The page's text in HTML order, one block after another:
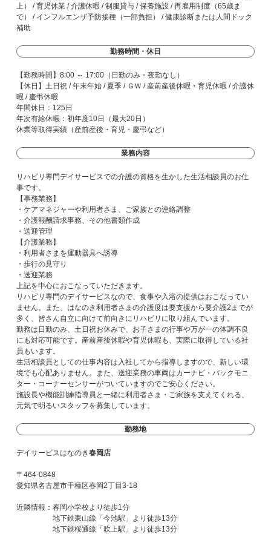
上） / 育児休業 / 介護休暇 / 制服貸与 / 保養施設 / 再雇用制度（65歳ま
で） / インフルエンザ予防接種（一部負担） / 健康診断または人間ドック
補助
勤務時間・休日
【勤務時間】8:00 ～ 17:00（日勤のみ・夜勤なし）
【休日】土日祝 / 年末年始 / 夏季 / ＧＷ / 産前産後休暇・育児休暇 / 介護休
暇 / 慶弔休暇
年間休日：125日
年次有給休暇：初年度10日（最大20日）
休業等取得実績（産前産後・育児・慶弔など）
業務内容
リハビリ専門デイサービスでの介護の資格を生かした生活相談員のお仕
事です。
【事務業務】
・ケアマネジャーや利用者さま、ご家族との連絡調整
・介護報酬請求事務、その他書類作成
・送迎管理
【介護業務】
・利用者さまを運動器具へ誘導
・歩行の見守り
・送迎業務
上記を中心におこなっていただきます。
リハビリ専門のデイサービスなので、食事や入浴の提供はおこなってい
ません。また、はなのき利用者さまの介護度は要支援から要介護2までが
多く、皆さん自立に向けて前向きにリハビリに取り組んでいます。
勤務は日勤のみ、土日祝お休みで、お子さまの行事や万が一の体調不良
にも対応可能です。産前産後休暇や育児休暇も、実際に取得している社
員もいます。
生活相談員としての仕事内容は入社してから指導しますので、新しい環
境でも心配ありません。また、送迎業務の車両はカーナビ・バックモニ
ター・コーナーセンサーがついていますのでご安心ください。
施設長や機能訓練指導員と一緒に利用者さま・ご家族を支えてくれる、
元気で明るいスタッフを募集しています。
勤務地
デイサービスはなのき春岡店
〒464-0848
愛知県名古屋市千種区春岡2丁目3-18
近隣情報：春岡小学校より徒歩1分
地下鉄東山線「今池駅」より徒歩13分
地下鉄桜通線「吹上駅」より徒歩13分